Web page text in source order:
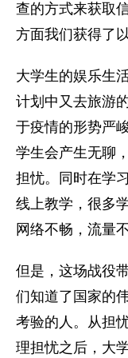
查的方式来获取
方面我们获得了
大学生的娱乐生
计划中又去旅游
于疫情的形势严
学生会产生无聊
担忧。同时在学
线上教学，很多
网络不畅，流量
但是，这场战役
们知道了国家的
考验的人。从担
理担忧之后，大